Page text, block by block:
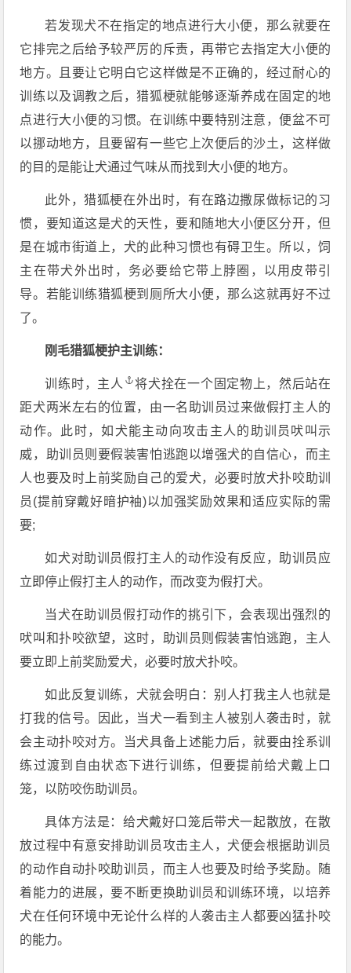
若发现犬不在指定的地点进行大小便，那么就要在
它排完之后给予较严厉的斥责，再带它去指定大小便的
地方。且要让它明白它这样做是不正确的，经过耐心的
训练以及调教之后，猎狐梗就能够逐渐养成在固定的地
点进行大小便的习惯。在训练中要特别注意，便盆不可
以挪动地方，且要留有一些它上次便后的沙土，这样做
的目的是能让犬通过气味从而找到大小便的地方。
此外，猎狐梗在外出时，有在路边撒尿做标记的习
惯，要知道这是犬的天性，要和随地大小便区分开，但
是在城市街道上，犬的此种习惯也有碍卫生。所以，饲
主在带犬外出时，务必要给它带上脖圈，以用皮带引
导。若能训练猎狐梗到厕所大小便，那么这就再好不过
了。
刚毛猎狐梗护主训练：
训练时， 主人
将犬拴在一个固定物上，然后站在
距犬两米左右的位置，由一名助训员过来做假打主人的
动作。此时，如犬能主动向攻击主人的助训员吠叫示
威，助训员则要假装害怕逃跑以增强犬的自信心，而主
人也要及时上前奖励自己的爱犬，必要时放犬扑咬助训
员(提前穿戴好暗护袖)以加强奖励效果和适应实际的需
要;
如犬对助训员假打主人的动作没有反应，助训员应
立即停止假打主人的动作，而改变为假打犬。
当犬在助训员假打动作的挑引下，会表现出强烈的
吠叫和扑咬欲望，这时，助训员则假装害怕逃跑，主人
要立即上前奖励爱犬，必要时放犬扑咬。
如此反复训练，犬就会明白：别人打我主人也就是
打我的信号。因此，当犬一看到主人被别人袭击时，就
会主动扑咬对方。当犬具备上述能力后，就要由拴系训
练过渡到自由状态下进行训练，但要提前给犬戴上口
笼，以防咬伤助训员。
具体方法是：给犬戴好口笼后带犬一起散放，在散
放过程中有意安排助训员攻击主人，犬便会根据助训员
的动作自动扑咬助训员，而主人也要及时给予奖励。随
着能力的进展，要不断更换助训员和训练环境，以培养
犬在任何环境中无论什么样的人袭击主人都要凶猛扑咬
的能力。